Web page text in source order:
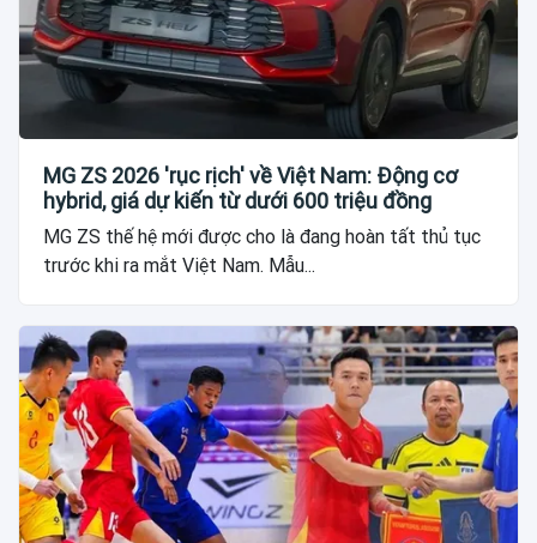
MG ZS 2026 'rục rịch' về Việt Nam: Động cơ
hybrid, giá dự kiến từ dưới 600 triệu đồng
MG ZS thế hệ mới được cho là đang hoàn tất thủ tục
trước khi ra mắt Việt Nam. Mẫu...